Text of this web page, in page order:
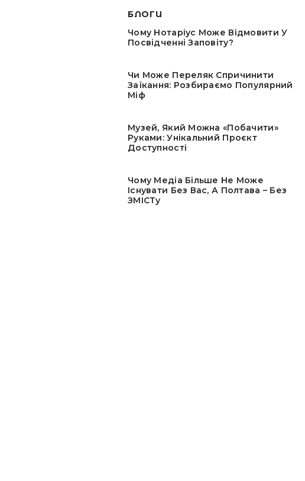
БЛОГИ
Чому Нотаріус Може Відмовити У
Посвідченні Заповіту?
Чи Може Переляк Спричинити
Заїкання: Розбираємо Популярний
Міф
Музей, Який Можна «побачити»
Руками: Унікальний Проєкт
Доступності
Чому Медіа Більше Не Може
Існувати Без Вас, А Полтава – Без
ЗМІСТу